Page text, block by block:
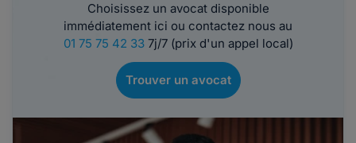
Choisissez un avocat disponible
immédiatement ici ou contactez nous au
01 75 75 42 337j/7 (prix d'un appel local)
Trouver un avocat